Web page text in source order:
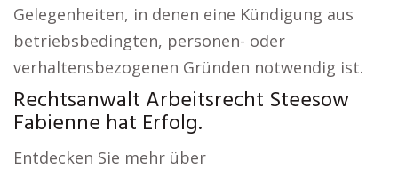
Gelegenheiten, in denen eine Kündigung aus
betriebsbedingten, personen- oder
verhaltensbezogenen Gründen notwendig ist.
Rechtsanwalt Arbeitsrecht Steesow
Fabienne hat Erfolg.
Entdecken Sie mehr über